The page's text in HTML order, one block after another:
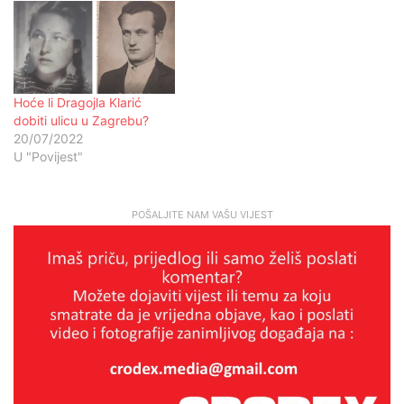
Hoće li Dragojla Klarić
dobiti ulicu u Zagrebu?
20/07/2022
U "Povijest"
POŠALJITE NAM VAŠU VIJEST